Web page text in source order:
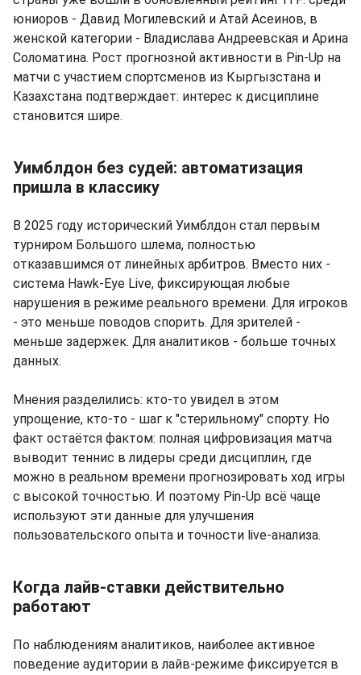
юниоров - Давид Могилевский и Атай Асеинов, в
женской категории - Владислава Андреевская и Арина
Соломатина. Рост прогнозной активности в Pin-Up на
матчи с участием спортсменов из Кыргызстана и
Казахстана подтверждает: интерес к дисциплине
становится шире.
Уимблдон без судей: автоматизация
пришла в классику
В 2025 году исторический Уимблдон стал первым
турниром Большого шлема, полностью
отказавшимся от линейных арбитров. Вместо них -
система Hawk-Eye Live, фиксирующая любые
нарушения в режиме реального времени. Для игроков
- это меньше поводов спорить. Для зрителей -
меньше задержек. Для аналитиков - больше точных
данных.
Мнения разделились: кто-то увидел в этом
упрощение, кто-то - шаг к "стерильному" спорту. Но
факт остаётся фактом: полная цифровизация матча
выводит теннис в лидеры среди дисциплин, где
можно в реальном времени прогнозировать ход игры
с высокой точностью. И поэтому Pin-Up всё чаще
используют эти данные для улучшения
пользовательского опыта и точности live-анализа.
Когда лайв-ставки действительно
работают
По наблюдениям аналитиков, наиболее активное
поведение аудитории в лайв-режиме фиксируется в